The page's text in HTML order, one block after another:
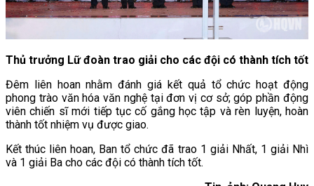
Thủ trưởng Lữ đoàn trao giải cho các đội có thành tích tốt
Đêm liên hoan nhằm đánh giá kết quả tổ chức hoạt động
phong trào văn hóa văn nghệ tại đơn vị cơ sở; góp phần động
viên chiến sĩ mới tiếp tục cố gắng học tập và rèn luyện, hoàn
thành tốt nhiệm vụ được giao.
Kết thúc liên hoan, Ban tổ chức đã trao 1 giải Nhất, 1 giải Nhì
và 1 giải Ba cho các đội có thành tích tốt.